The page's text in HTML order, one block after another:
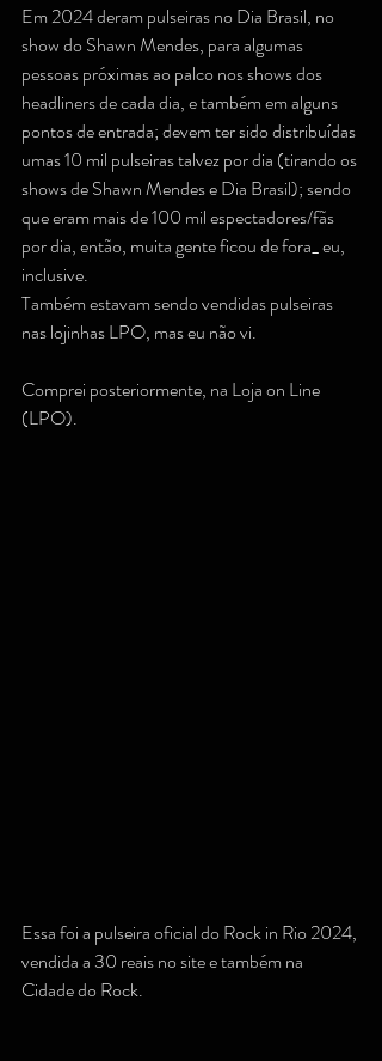
Em 2024 deram pulseiras no Dia Brasil, no
show do Shawn Mendes, para algumas
pessoas próximas ao palco nos shows dos
headliners de cada dia, e também em alguns
pontos de entrada; devem ter sido distribuídas
umas 10 mil pulseiras talvez por dia (tirando os
shows de Shawn Mendes e Dia Brasil); sendo
que eram mais de 100 mil espectadores/fãs
por dia, então, muita gente ficou de fora_ eu,
inclusive.
Também estavam sendo vendidas pulseiras
nas lojinhas LPO, mas eu não vi.
Comprei posteriormente, na Loja on Line
(LPO).
Essa foi a pulseira oficial do Rock in Rio 2024,
vendida a 30 reais no site e também na
Cidade do Rock.